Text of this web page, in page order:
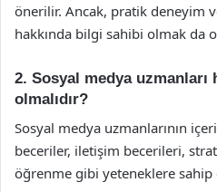
önerilir. Ancak, pratik deneyim
hakkında bilgi sahibi olmak da
2. Sosyal medya
olmalıdır?
Sosyal medya uzmanlarının
beceriler, iletişim becerileri,
öğrenme gibi yeteneklere sahip